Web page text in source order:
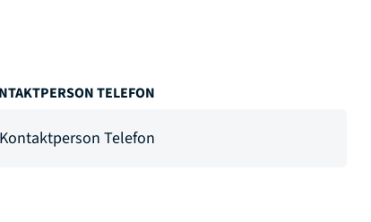
TELEFON